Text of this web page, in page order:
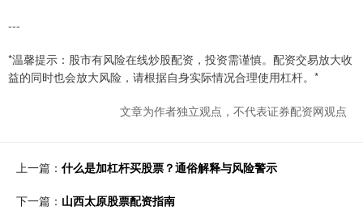
---
*温馨提示：股市有风险在线炒股配资，投资需谨慎。配资交易放大收
益的同时也会放大风险，请根据自身实际情况合理使用杠杆。*
文章为作者独立观点，不代表证券配资网观点
上一篇： 什么是加杠杆买股票？通俗解释与风险警示
下一篇： 山西太原股票配资指南